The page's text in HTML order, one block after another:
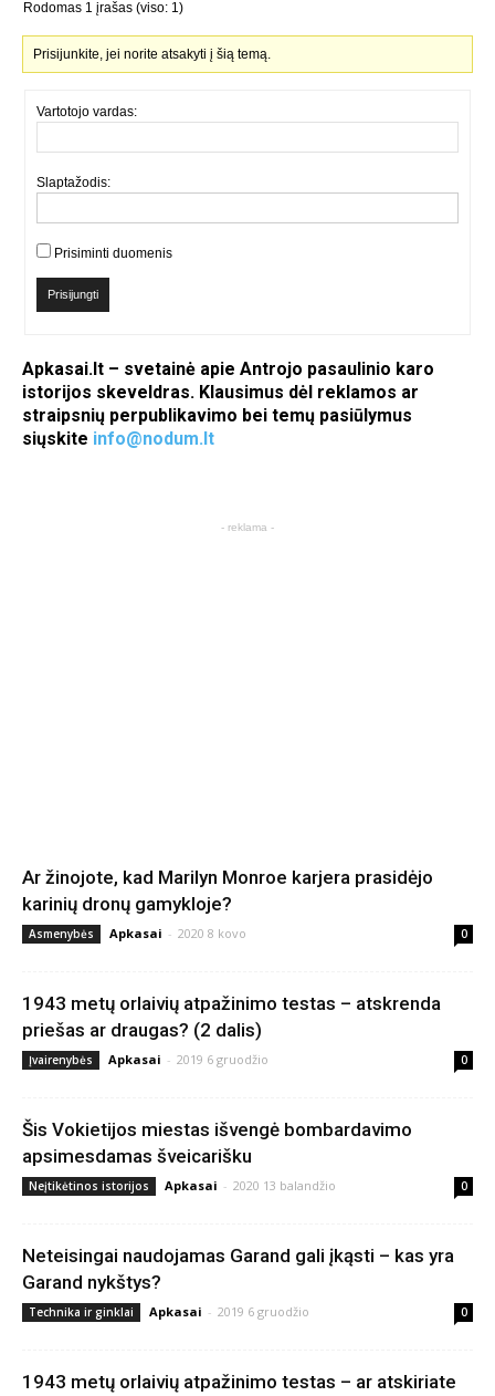
Rodomas 1 įrašas (viso: 1)
Prisijunkite, jei norite atsakyti į šią temą.
Vartotojo vardas:
Slaptažodis:
Prisiminti duomenis
Prisijungti
Apkasai.lt – svetainė apie Antrojo pasaulinio karo
istorijos skeveldras. Klausimus dėl reklamos ar
straipsnių perpublikavimo bei temų pasiūlymus
siųskite info@nodum.lt
- reklama -
Ar žinojote, kad Marilyn Monroe karjera prasidėjo
karinių dronų gamykloje?
Asmenybės Apkasai - 2020 8 kovo 0
1943 metų orlaivių atpažinimo testas – atskrenda
priešas ar draugas? (2 dalis)
Įvairenybės Apkasai - 2019 6 gruodžio 0
Šis Vokietijos miestas išvengė bombardavimo
apsimesdamas šveicarišku
Neįtikėtinos istorijos Apkasai - 2020 13 balandžio 0
Neteisingai naudojamas Garand gali įkąsti – kas yra
Garand nykštys?
Technika ir ginklai Apkasai - 2019 6 gruodžio 0
1943 metų orlaivių atpažinimo testas – ar atskiriate